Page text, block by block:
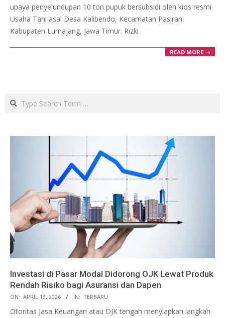
upaya penyelundupan 10 ton pupuk bersubsidi oleh kios resmi
Usaha Tani asal Desa Kalibendo, Kecamatan Pasiran,
Kabupaten Lumajang, Jawa Timur. Rizki
READ MORE →
Search
Investasi di Pasar Modal Didorong OJK Lewat Produk
Rendah Risiko bagi Asuransi dan Dapen
ON: APRIL 13, 2026 IN: TERBARU
Otoritas Jasa Keuangan atau OJK tengah menyiapkan langkah